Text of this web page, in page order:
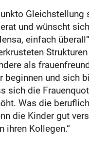
Gleichstellung
und wünscht
einfach
als
beginnen und sich
sich die
Was die
die Kinder gut
ihren Kollegen.“